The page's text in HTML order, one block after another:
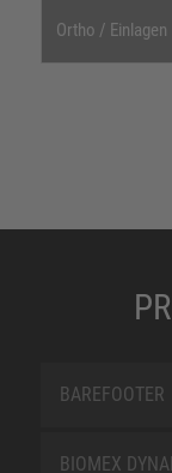
Ortho / Einlagen
BAREFOOTER
BIOMEX